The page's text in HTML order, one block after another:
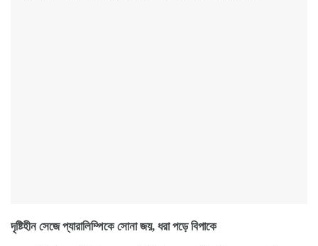
দৃষ্টিহীন সেজে প্যারালিম্পিকে সোনা জয়, ধরা পড়ে বিপাকে